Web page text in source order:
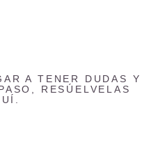
A TENER DUDAS Y
RESÚELVELAS